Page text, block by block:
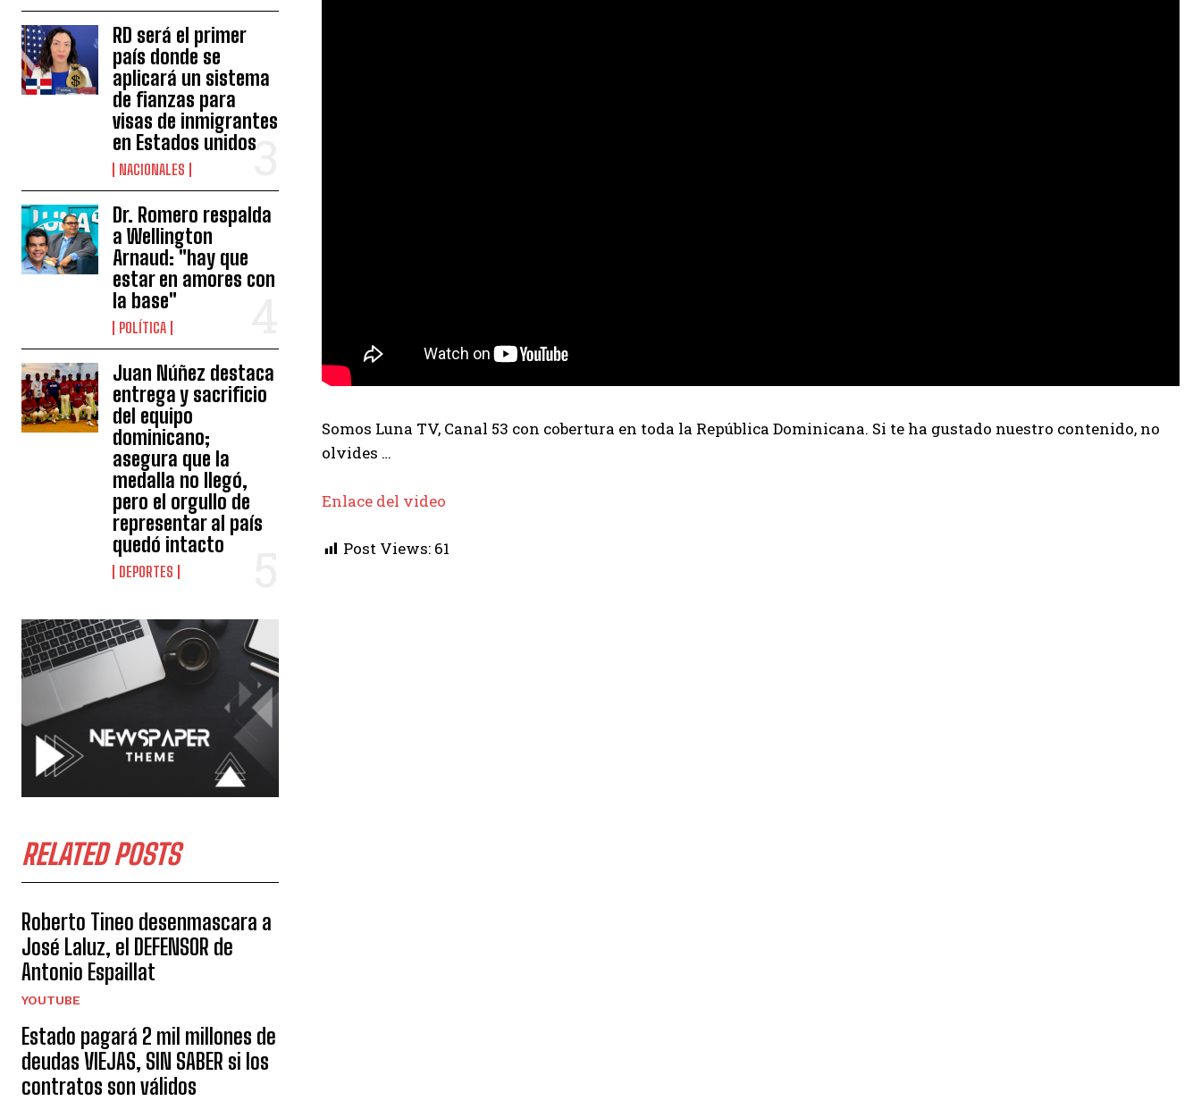
RD será el primer
país donde se
aplicará un sistema
de fianzas para
visas de inmigrantes
en Estados unidos
NACIONALES
Dr. Romero respalda
a Wellington
Arnaud: "hay que
estar en amores con
la base"
POLÍTICA
Juan Núñez destaca
entrega y sacrificio
del equipo
dominicano;
asegura que la
medalla no llegó,
pero el orgullo de
representar al país
quedó intacto
DEPORTES
RELATED POSTS
Roberto Tineo desenmascara a
José Laluz, el DEFENSOR de
Antonio Espaillat
YOUTUBE
Estado pagará 2 mil millones de
deudas VIEJAS, SIN SABER si los
contratos son válidos
Somos Luna TV, Canal 53 con cobertura en toda la República Dominicana. Si te ha gustado nuestro contenido, no
olvides …
Enlace del video
Post Views: 61